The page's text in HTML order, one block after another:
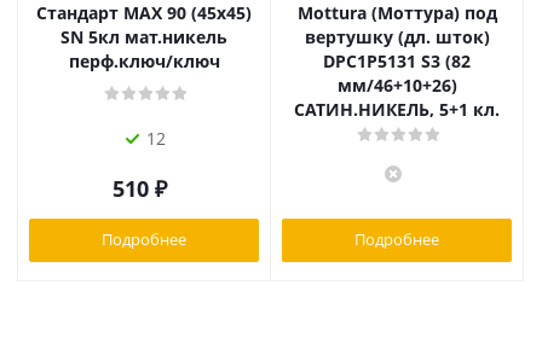
Стандарт MAX 90 (45х45)
SN 5кл мат.никель
перф.ключ/ключ
12
510 ₽
Подробнее
Mottura (Моттура) под
вертушку (дл. шток)
DPC1P5131 S3 (82
мм/46+10+26)
САТИН.НИКЕЛЬ, 5+1 кл.
Подробнее